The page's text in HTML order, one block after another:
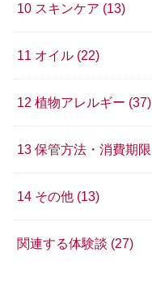
10 スキンケア (13)
11 オイル (22)
12 植物アレルギー (37)
13 保管方法・消費期限
14 その他 (13)
関連する体験談 (27)